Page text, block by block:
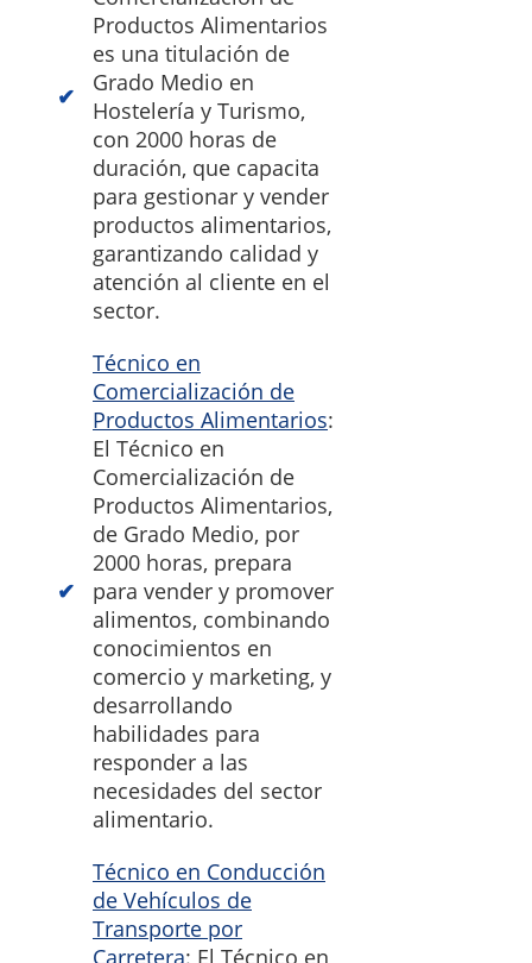
Productos Alimentarios
es una titulación de
Grado Medio en
Hostelería y Turismo,
con 2000 horas de
duración, que capacita
para gestionar y vender
productos alimentarios,
garantizando calidad y
atención al cliente en el
sector.
Técnico en
Comercialización de
Productos Alimentarios:
El Técnico en
Comercialización de
Productos Alimentarios,
de Grado Medio, por
2000 horas, prepara
para vender y promover
alimentos, combinando
conocimientos en
comercio y marketing, y
desarrollando
habilidades para
responder a las
necesidades del sector
alimentario.
Técnico en Conducción
de Vehículos de
Transporte por